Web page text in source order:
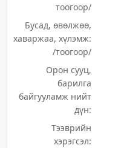
тоогоор/
Бусад, өвөлжөө,
хаваржаа, хүлэмж:
/тоогоор/
Орон сууц,
барилга
байгууламж нийт
дүн:
Тээврийн
хэрэгсэл: